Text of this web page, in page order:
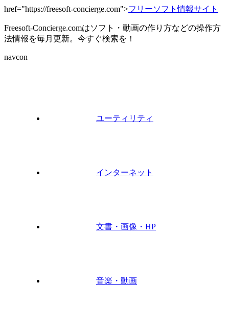
href="https://freesoft-concierge.com">フリーソフト情報サイト
Freesoft-Concierge.comはソフト・動画の作り方などの操作方
法情報を毎月更新。今すぐ検索を！
navcon
ユーティリティ
インターネット
文書・画像・HP
音楽・動画